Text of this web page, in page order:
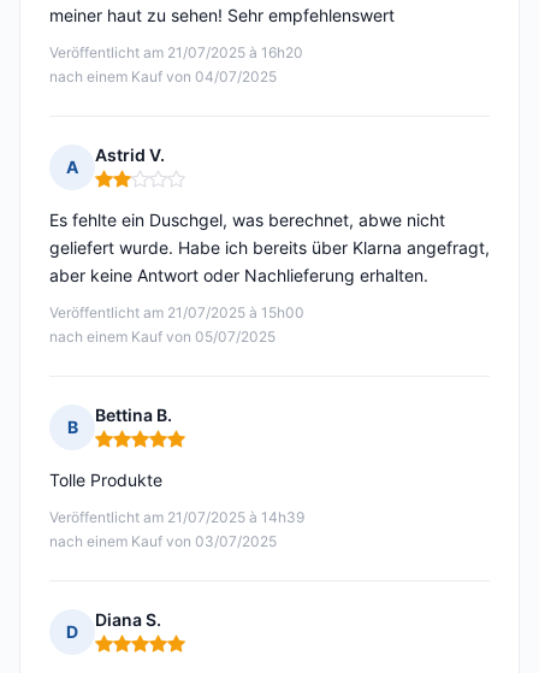
Veröffentlicht am 21/07/2025 à 16h20
nach einem Kauf von 04/07/2025
meiner haut zu sehen! Sehr empfehlenswert
A
Astrid V.
Hinweis: 2 von 5
Veröffentlicht am 21/07/2025 à 15h00
nach einem Kauf von 05/07/2025
Es fehlte ein Duschgel, was berechnet, abwe nicht
geliefert wurde. Habe ich bereits über Klarna angefragt,
aber keine Antwort oder Nachlieferung erhalten.
B
Bettina B.
Hinweis: 5 von 5
Veröffentlicht am 21/07/2025 à 14h39
nach einem Kauf von 03/07/2025
Tolle Produkte
D
Diana S.
Hinweis: 5 von 5